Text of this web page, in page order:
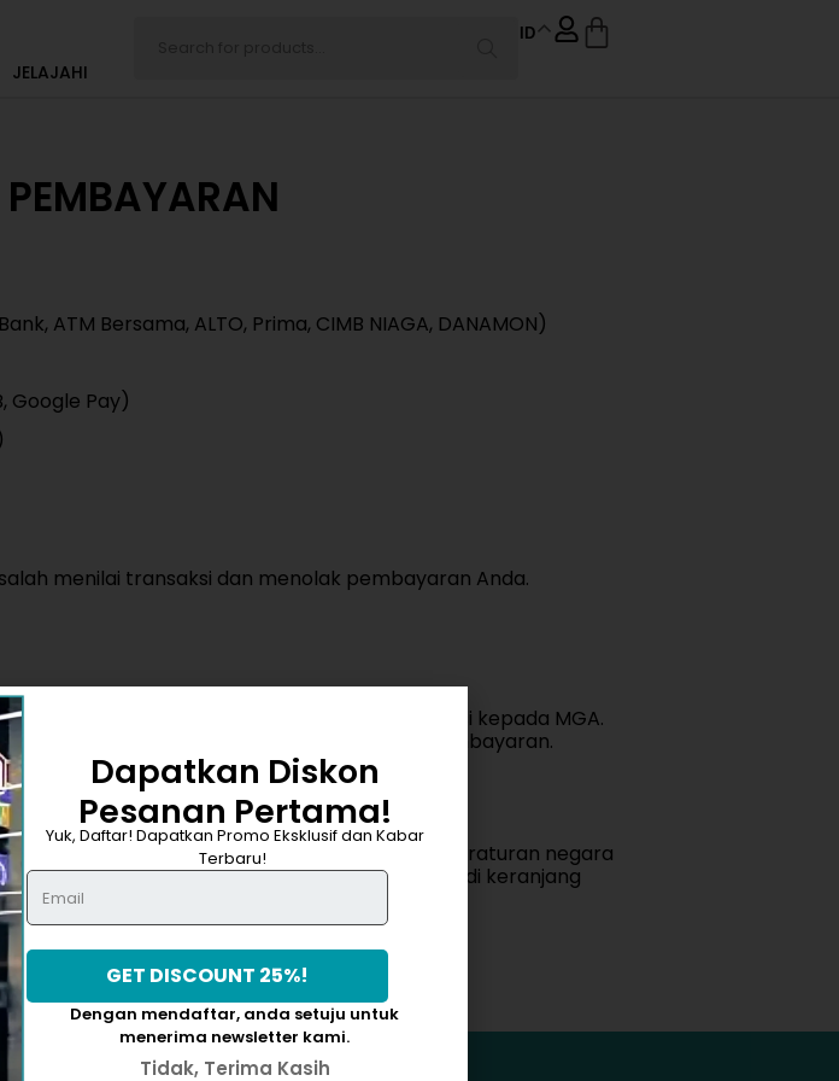
JELAJAHI
ID
ATM Bersama, ALTO, Prima, CIMB NIAGA, DANAMON)
Google Pay)
menilai transaksi dan menolak pembayaran Anda.
dapat memberikan alasan penolakan transaksi kepada MGA.
bank terkait untuk menyelesaikan masalah pembayaran.
penjualan akan dihitung sesuai dengan peraturan negara
pesanan Anda dan ditampilkan secara rinci di keranjang
Dapatkan Diskon
Pesanan Pertama!
Yuk, Daftar! Dapatkan Promo Eksklusif dan Kabar
Terbaru!
Dengan mendaftar, anda setuju untuk
menerima newsletter kami.
Tidak, Terima Kasih